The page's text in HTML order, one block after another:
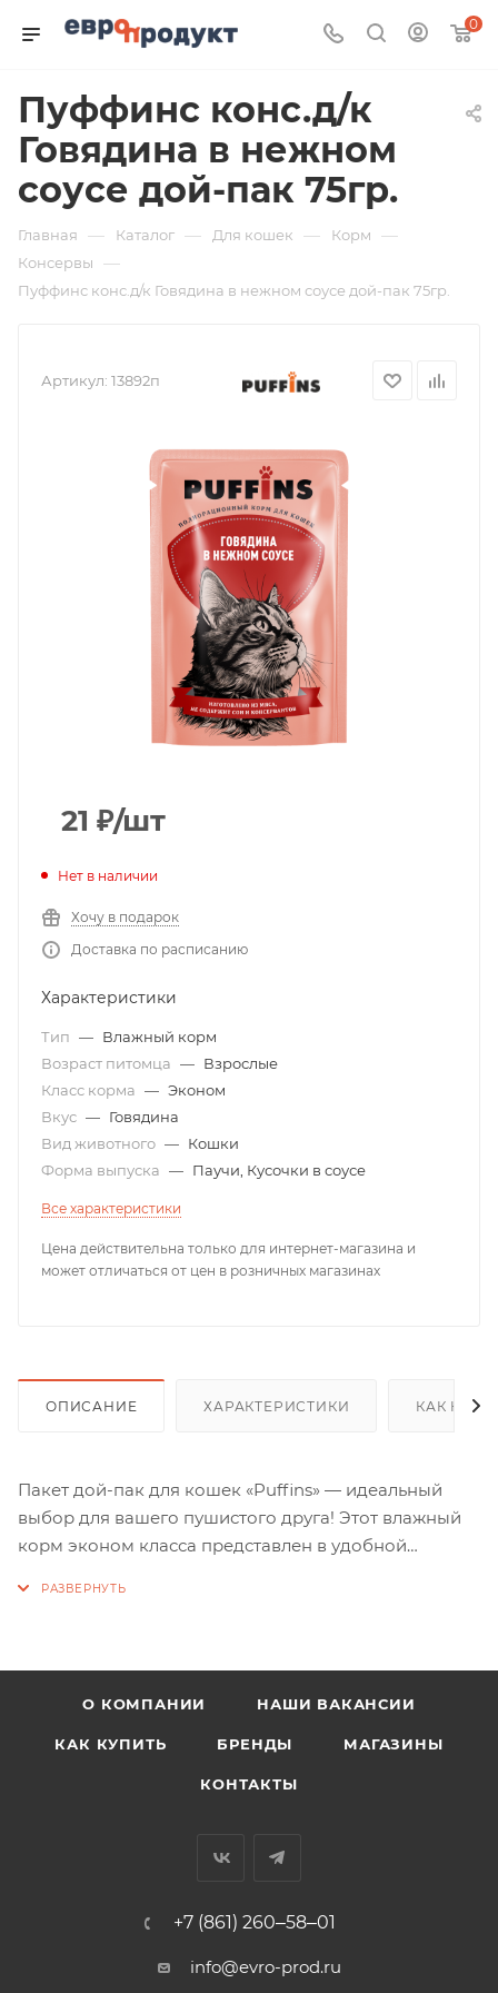
0
Пуффинс конс.д/к
Говядина в нежном
соусе дой-пак 75гр.
Главная — Каталог — Для кошек — Корм —
Консервы —
Пуффинс конс.д/к Говядина в нежном соусе дой-пак 75гр.
Артикул: 13892п
21 ₽/шт
Нет в наличии
Хочу в подарок
Доставка по расписанию
Характеристики
Тип — Влажный корм
Возраст питомца — Взрослые
Класс корма — Эконом
Вкус — Говядина
Вид животного — Кошки
Форма выпуска — Паучи, Кусочки в соусе
Все характеристики
Цена действительна только для интернет-магазина и
может отличаться от цен в розничных магазинах
ОПИСАНИЕ ХАРАКТЕРИСТИКИ КАК
Пакет дой-пак для кошек «Puffins» — идеальный
выбор для вашего пушистого друга! Этот влажный
корм эконом класса представлен в удобной
О КОМПАНИИ НАШИ ВАКАНСИИ
КАК КУПИТЬ БРЕНДЫ МАГАЗИНЫ
КОНТАКТЫ
+7 (861) 260‒58‒01
info@evro-prod.ru